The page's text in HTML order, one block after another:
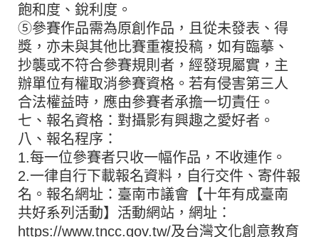
飽和度、銳利度。
⑤參賽作品需為原創作品，且從未發表、得
獎，亦未與其他比賽重複投稿，如有臨摹、
抄襲或不符合參賽規則者，經發現屬實，主
辦單位有權取消參賽資格。若有侵害第三人
合法權益時，應由參賽者承擔一切責任。
七、報名資格：對攝影有興趣之愛好者。
八、報名程序：
1.每一位參賽者只收一幅作品，不收連作。
2.一律自行下載報名資料，自行交件、寄件報
名。報名網址：臺南市議會【十年有成臺南
共好系列活動】活動網站，網址：
https://www.tncc.gov.tw/及台灣文化創意教育